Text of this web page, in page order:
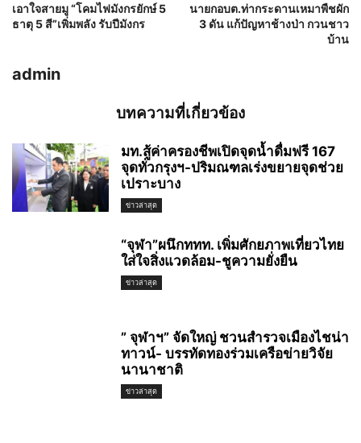
เอาใจสายมู “โคมไฟมังกรยักษ์ 5
ธาตุ 5 สี”เพิ่มพลัง รับปีมังกร
นายกอบต.ท่ากระดานเหมาพืชผัก
3 ดัน แก้ปัญหาช้างป่า กวนชาว
บ้าน
admin
บทความที่เกี่ยวข้อง
มท.สู้ค่าครองชีพเปิดจุดน้ำดื่มฟรี 167
จุดทั่วกรุงฯ-ปริมณฑลเร่งขยายจุดช่วย
เปราะบาง
ข่าวล่าสุด
“จุฬา”ผนึกททท. เพิ่มศักยภาพเที่ยวไทย
ใส่ใจสิ่งแวดล้อม-ชูความยั่งยืน
ข่าวล่าสุด
” จุฬาฯ” จัดใหญ่ ชวนสำรวจเมืองไชน่า
ทาวน์- บรรทัดทองร่วมเครือข่ายวิจัย
นานาชาติ
ข่าวล่าสุด